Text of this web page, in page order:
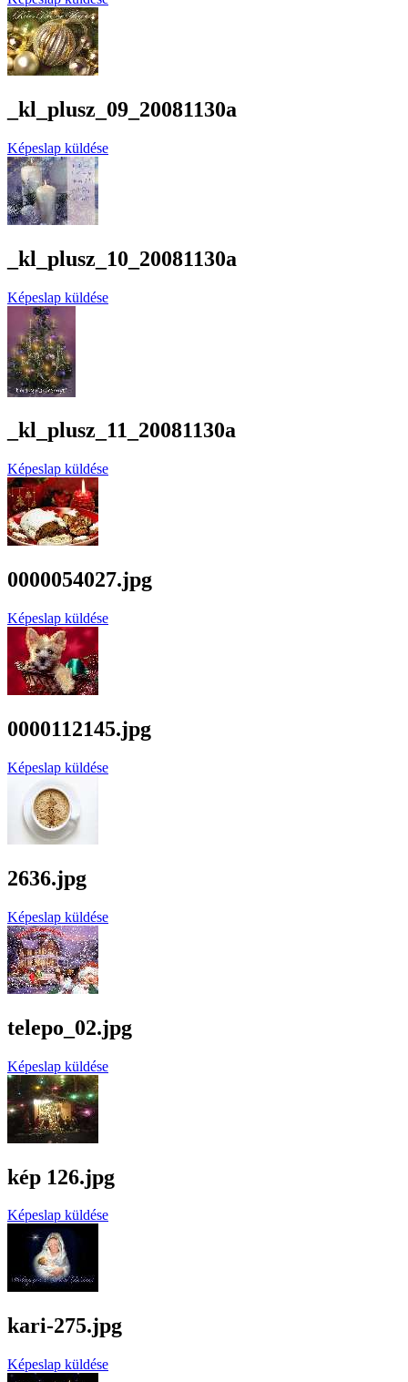
_kl_plusz_09_20081130a
Képeslap küldése
_kl_plusz_10_20081130a
Képeslap küldése
_kl_plusz_11_20081130a
Képeslap küldése
0000054027.jpg
Képeslap küldése
0000112145.jpg
Képeslap küldése
2636.jpg
Képeslap küldése
telepo_02.jpg
Képeslap küldése
kép 126.jpg
Képeslap küldése
kari-275.jpg
Képeslap küldése